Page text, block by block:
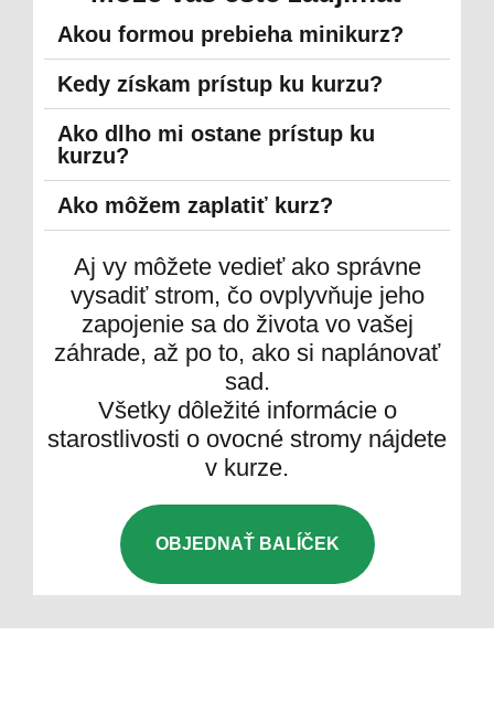
Akou formou prebieha minikurz?
Kedy získam prístup ku kurzu?
Ako dlho mi ostane prístup ku
kurzu?
Ako môžem zaplatiť kurz?
Aj vy môžete vedieť ako správne
vysadiť strom, čo ovplyvňuje jeho
zapojenie sa do života vo vašej
záhrade, až po to, ako si naplánovať
sad.
Všetky dôležité informácie o
starostlivosti o ovocné stromy nájdete
v kurze.
OBJEDNAŤ BALÍČEK